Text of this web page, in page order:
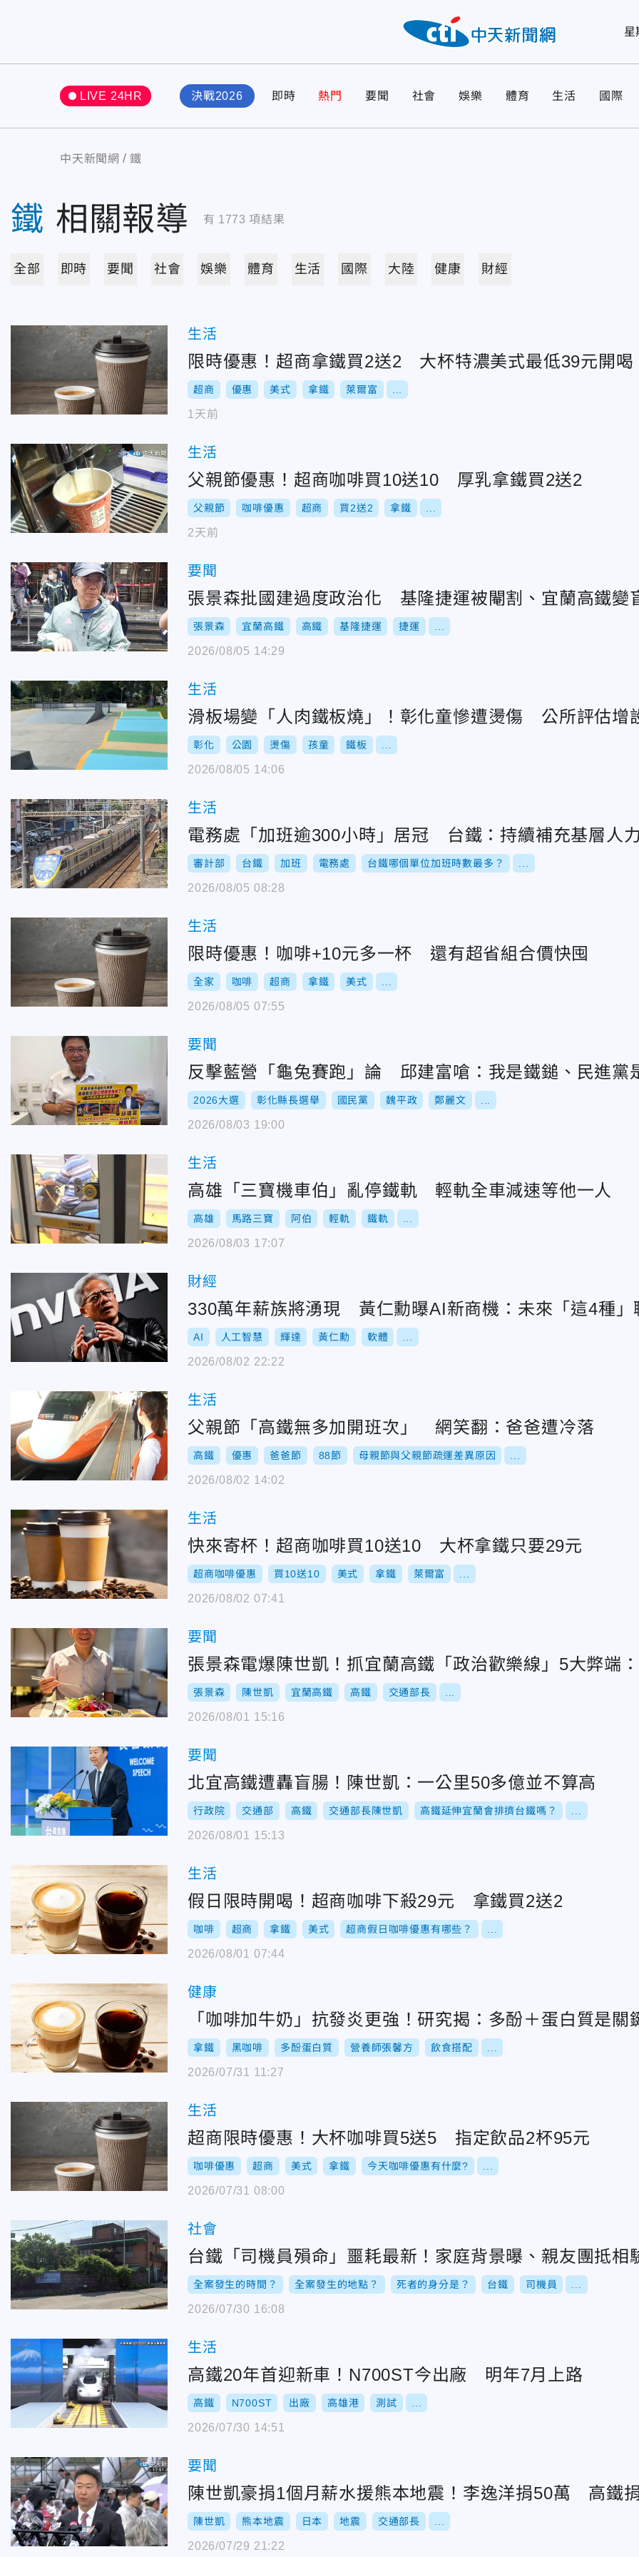
星
LIVE 24HR 決戰2026 即時 熱門 要聞 社會 娛樂 體育 生活 國際
中天新聞網 鐵
鐵 相關報導 有 1773 項結果
全部 即時 要聞 社會 娛樂 體育 生活 國際 大陸 健康 財經
生活
限時優惠！超商拿鐵買2送2 大杯特濃美式最低39元開喝
超商 優惠 美式 拿鐵 萊爾富
1天前
生活
父親節優惠！超商咖啡買10送10 厚乳拿鐵買2送2
父親節 咖啡優惠 超商 買2送2 拿鐵
2天前
要聞
張景森批國建過度政治化 基隆捷運被閹割、宜蘭高鐵變
張景森 宜蘭高鐵 高鐵 基隆捷運 捷運
2026/08/05 14:29
生活
滑板場變「人肉鐵板燒」！彰化童慘遭燙傷 公所評估增
彰化 公園 燙傷 孩童 鐵板
2026/08/05 14:06
生活
電務處「加班逾300小時」居冠 台鐵：持續補充基層人
審計部 台鐵 加班 電務處 台鐵哪個單位加班時數最多？
2026/08/05 08:28
生活
限時優惠！咖啡+10元多一杯 還有超省組合價快囤
全家 咖啡 超商 拿鐵 美式
2026/08/05 07:55
要聞
反擊藍營「龜兔賽跑」論 邱建富嗆：我是鐵鎚、民進黨
2026大選 彰化縣長選舉 國民黨 魏平政 鄭麗文
2026/08/03 19:00
生活
高雄「三寶機車伯」亂停鐵軌 輕軌全車減速等他一人
高雄 馬路三寶 阿伯 輕軌 鐵軌
2026/08/03 17:07
財經
330萬年薪族將湧現 黃仁勳曝AI新商機：未來「這4種」
AI 人工智慧 輝達 黃仁勳 軟體
2026/08/02 22:22
生活
父親節「高鐵無多加開班次」 網笑翻：爸爸遭冷落
高鐵 優惠 爸爸節 88節 母親節與父親節疏運差異原因
2026/08/02 14:02
生活
快來寄杯！超商咖啡買10送10 大杯拿鐵只要29元
超商咖啡優惠 買10送10 美式 拿鐵 萊爾富
2026/08/02 07:41
要聞
張景森電爆陳世凱！抓宜蘭高鐵「政治歡樂線」5大弊端
張景森 陳世凱 宜蘭高鐵 高鐵 交通部長
2026/08/01 15:16
要聞
北宜高鐵遭轟盲腸！陳世凱：一公里50多億並不算高
行政院 交通部 高鐵 交通部長陳世凱 高鐵延伸宜蘭會排擠台鐵嗎？
2026/08/01 15:13
生活
假日限時開喝！超商咖啡下殺29元 拿鐵買2送2
咖啡 超商 拿鐵 美式 超商假日咖啡優惠有哪些？
2026/08/01 07:44
健康
「咖啡加牛奶」抗發炎更強！研究揭：多酚＋蛋白質是關
拿鐵 黑咖啡 多酚蛋白質 營養師張馨方 飲食搭配
2026/07/31 11:27
生活
超商限時優惠！大杯咖啡買5送5 指定飲品2杯95元
咖啡優惠 超商 美式 拿鐵 今天咖啡優惠有什麼?
2026/07/31 08:00
社會
台鐵「司機員殞命」噩耗最新！家庭背景曝、親友團抵相
全案發生的時間？ 全案發生的地點？ 死者的身分是？ 台鐵 司機員
2026/07/30 16:08
生活
高鐵20年首迎新車！N700ST今出廠 明年7月上路
高鐵 N700ST 出廠 高雄港 測試
2026/07/30 14:51
要聞
陳世凱豪捐1個月薪水援熊本地震！李逸洋捐50萬 高鐵
陳世凱 熊本地震 日本 地震 交通部長
2026/07/29 21:22